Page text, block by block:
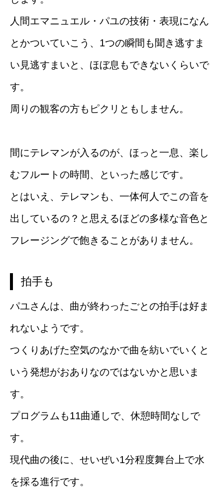
人間エマニュエル・パユの技術・表現になん
とかついていこう、1つの瞬間も聞き逃すま
い見逃すまいと、ほぼ息もできないくらいで
す。
周りの観客の方もピクリともしません。
間にテレマンが入るのが、ほっと一息、楽し
むフルートの時間、といった感じです。
とはいえ、テレマンも、一体何人でこの音を
出しているの？と思えるほどの多様な音色と
フレージングで飽きることがありません。
拍手も
パユさんは、曲が終わったごとの拍手は好ま
れないようです。
つくりあげた空気のなかで曲を紡いでいくと
いう発想がおありなのではないかと思いま
す。
プログラムも11曲通しで、休憩時間なしで
す。
現代曲の後に、せいぜい1分程度舞台上で水
を採る進行です。